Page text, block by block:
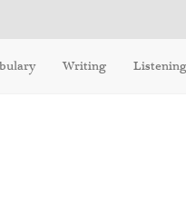
Writing Listening